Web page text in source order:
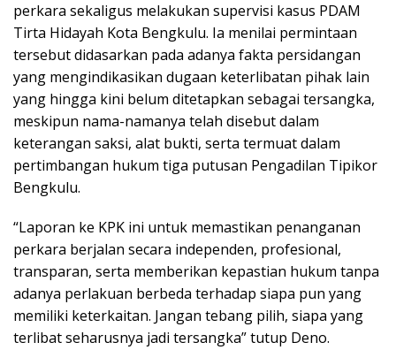
perkara sekaligus melakukan supervisi kasus PDAM
Tirta Hidayah Kota Bengkulu. Ia menilai permintaan
tersebut didasarkan pada adanya fakta persidangan
yang mengindikasikan dugaan keterlibatan pihak lain
yang hingga kini belum ditetapkan sebagai tersangka,
meskipun nama-namanya telah disebut dalam
keterangan saksi, alat bukti, serta termuat dalam
pertimbangan hukum tiga putusan Pengadilan Tipikor
Bengkulu.
“Laporan ke KPK ini untuk memastikan penanganan
perkara berjalan secara independen, profesional,
transparan, serta memberikan kepastian hukum tanpa
adanya perlakuan berbeda terhadap siapa pun yang
memiliki keterkaitan. Jangan tebang pilih, siapa yang
terlibat seharusnya jadi tersangka” tutup Deno.